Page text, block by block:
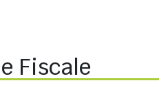
Fiscale